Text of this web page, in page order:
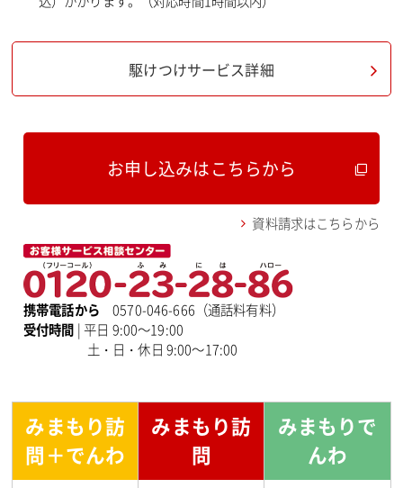
駆けつけサービス詳細
お申し込みはこちらから
資料請求はこちらから
携帯電話から 0570-046-666（通話料有料）
受付時間 | 平日 9:00～19:00
土・日・休日 9:00～17:00
みまもり訪
問＋でんわ
みまもり訪
問
みまもりで
んわ